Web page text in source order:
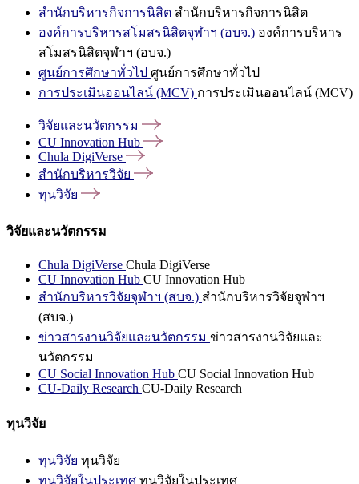
สำนักบริหารกิจการนิสิต สำนักบริหารกิจการนิสิต
องค์การบริหารสโมสรนิสิตจุฬาฯ (อบจ.) องค์การบริหาร
สโมสรนิสิตจุฬาฯ (อบจ.)
ศูนย์การศึกษาทั่วไป ศูนย์การศึกษาทั่วไป
การประเมินออนไลน์ (MCV) การประเมินออนไลน์ (MCV)
วิจัยและนวัตกรรม
CU Innovation Hub
Chula DigiVerse
สำนักบริหารวิจัย
ทุนวิจัย
วิจัยและนวัตกรรม
Chula DigiVerse Chula DigiVerse
CU Innovation Hub CU Innovation Hub
สำนักบริหารวิจัยจุฬาฯ (สบจ.) สำนักบริหารวิจัยจุฬาฯ
(สบจ.)
ข่าวสารงานวิจัยและนวัตกรรม ข่าวสารงานวิจัยและ
นวัตกรรม
CU Social Innovation Hub CU Social Innovation Hub
CU-Daily Research CU-Daily Research
ทุนวิจัย
ทุนวิจัย ทุนวิจัย
ทุนวิจัยในประเทศ ทุนวิจัยในประเทศ